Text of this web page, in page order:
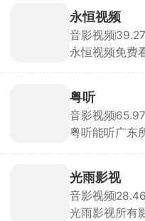
强、音质好。
与信息流广告
永恒视频
音影视频
永恒视频免费
演搜索，基本
就能看遍全网
粤听
音影视频
粤听能听广东
播，能互动。
起来很新鲜。
东事。
光雨影视
音影视频
光雨影视所有